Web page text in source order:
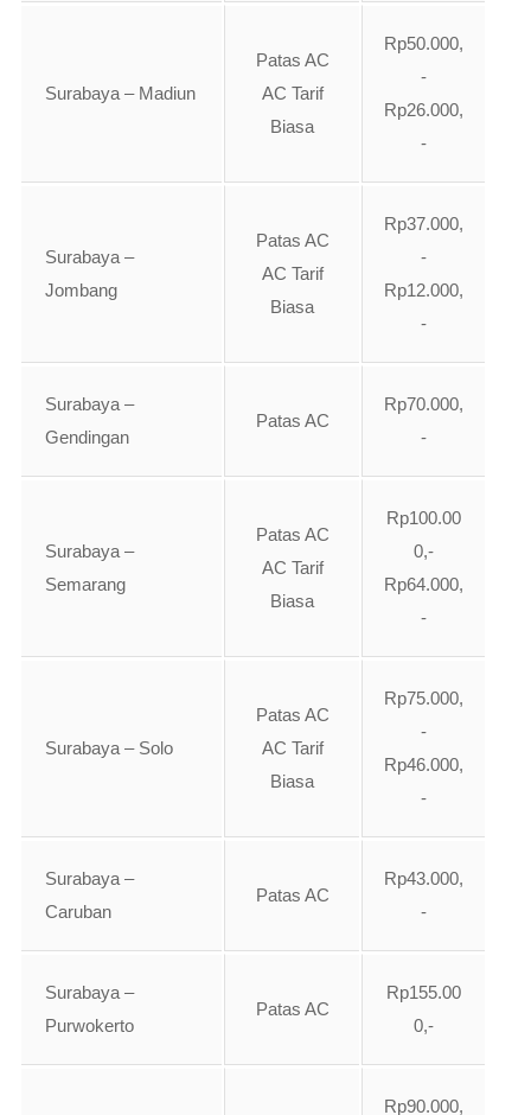
Surabaya – Madiun
Patas AC
AC Tarif
Biasa
Rp50.000,
-
Rp26.000,
-
Surabaya –
Jombang
Patas AC
AC Tarif
Biasa
Rp37.000,
-
Rp12.000,
-
Surabaya –
Gendingan
Patas AC
Rp70.000,
-
Surabaya –
Semarang
Patas AC
AC Tarif
Biasa
Rp100.00
0,-
Rp64.000,
-
Surabaya – Solo
Patas AC
AC Tarif
Biasa
Rp75.000,
-
Rp46.000,
-
Surabaya –
Caruban
Patas AC
Rp43.000,
-
Surabaya –
Purwokerto
Patas AC
Rp155.00
0,-
Rp90.000,